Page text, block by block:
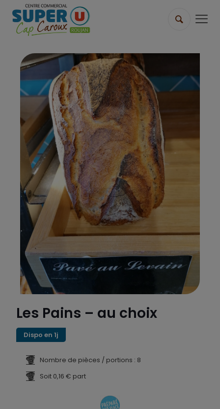
Les Pains – au choix
Dispo en 1j
Nombre de pièces / portions : 8
Soit 0,16 € part